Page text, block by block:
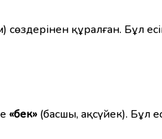
құралған. Бұл
«бек» (басшы, ақсүйек). Бұл